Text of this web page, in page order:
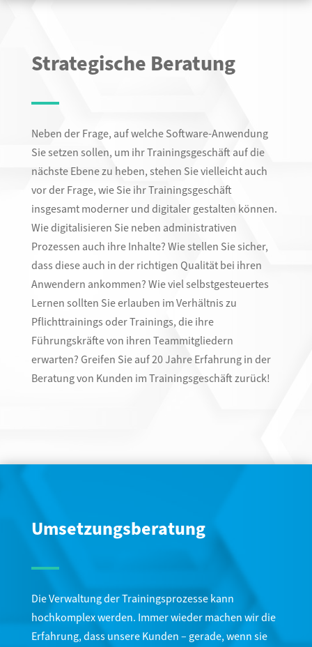
Strategische Beratung
Neben der Frage, auf welche Software-Anwendung
Sie setzen sollen, um ihr Trainingsgeschäft auf die
nächste Ebene zu heben, stehen Sie vielleicht auch
vor der Frage, wie Sie ihr Trainingsgeschäft
insgesamt moderner und digitaler gestalten können.
Wie digitalisieren Sie neben administrativen
Prozessen auch ihre Inhalte? Wie stellen Sie sicher,
dass diese auch in der richtigen Qualität bei ihren
Anwendern ankommen? Wie viel selbstgesteuertes
Lernen sollten Sie erlauben im Verhältnis zu
Pflichttrainings oder Trainings, die ihre
Führungskräfte von ihren Teammitgliedern
erwarten? Greifen Sie auf 20 Jahre Erfahrung in der
Beratung von Kunden im Trainingsgeschäft zurück!
Umsetzungsberatung
Die Verwaltung der Trainingsprozesse kann
hochkomplex werden. Immer wieder machen wir die
Erfahrung, dass unsere Kunden – gerade, wenn sie